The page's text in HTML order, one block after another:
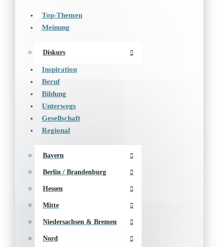
Top-Themen
Meinung
Diskurs
Inspiration
Beruf
Bildung
Unterwegs
Gesellschaft
Regional
Bayern
Berlin / Brandenburg
Hessen
Mitte
Niedersachsen & Bremen
Nord